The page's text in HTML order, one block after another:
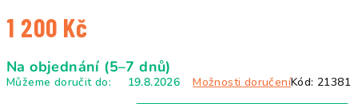
1 200 Kč
cena:
Na objednání (5–7 dnů)
Můžeme doručit do: 19.8.2026 Možnosti doručeníKód: 21381